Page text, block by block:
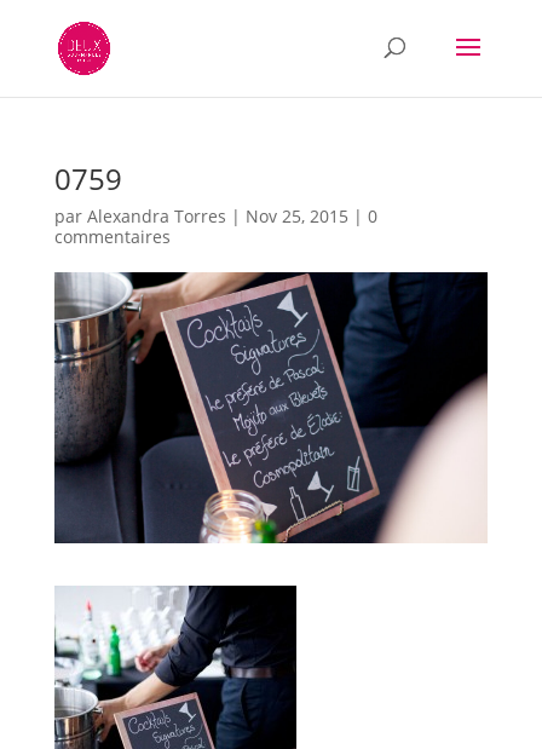
0759
par Alexandra Torres | Nov 25, 2015 | 0
commentaires